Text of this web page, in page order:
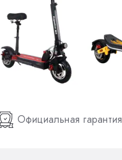
Официальная гарантия